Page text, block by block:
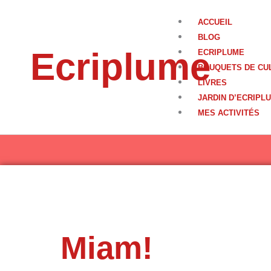
Ecriplume
ACCUEIL
BLOG
ECRIPLUME
BOUQUETS DE
LIVRES
JARDIN
MES ACTIVITÉS
Miam!